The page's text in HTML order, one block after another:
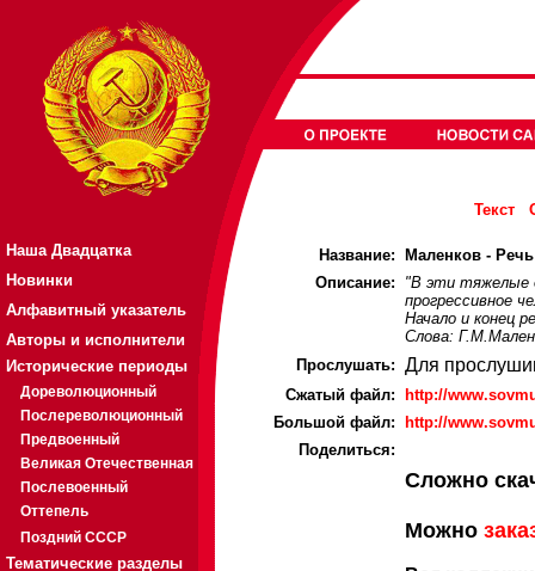
Наша Двадцатка
Новинки
Алфавитный указатель
Авторы и исполнители
Исторические периоды
Дореволюционный
Послереволюционный
Предвоенный
Великая Отечественная
Послевоенный
Оттепель
Поздний СССР
Тематические разделы
Текст
Название:
Маленков -
Описание:
"В эти тяжелые
прогрессивное
Начало и конец
Слова:
Прослушать: Для
Cжатый файл:
http://
Большой файл:
http://
Поделиться:
Сложно
Можно